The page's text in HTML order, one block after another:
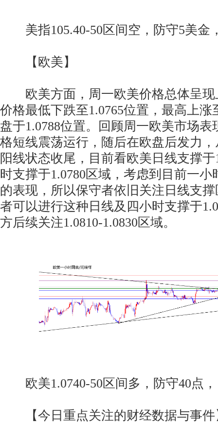
美指105.40-50区间空，防守5美金
【欧美】
欧美方面，周一欧美价格总体呈现
价格最低下跌至1.0765位置，最高上涨
盘于1.0788位置。回顾周一欧美市场
格短线震荡运行，随后在欧盘后发力
阳线状态收尾，目前看欧美日线支撑
时支撑于1.0780区域，考虑到目前一
的表现，所以保守者依旧关注日线支
者可以进行这种日线及四小时支撑于
方后续关注1.0810-1.0830区域。
欧美1.0740-50区间多，防守40点，
【今日重点关注的财经数据与事件